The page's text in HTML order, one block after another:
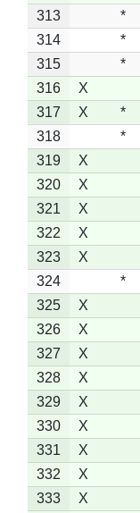
313
*
314
*
315
*
316
X
317
X *
318
*
319
X
320
X
321
X
322
X
323
X
324
*
325
X
326
X
327
X
328
X
329
X
330
X
331
X
332
X
333
X